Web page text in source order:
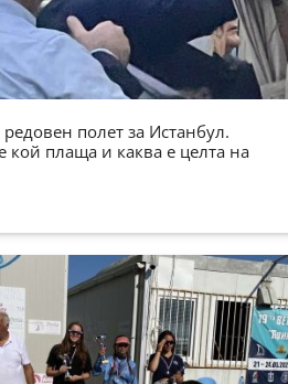
полет за Истанбул.
кой плаща и каква е целта на